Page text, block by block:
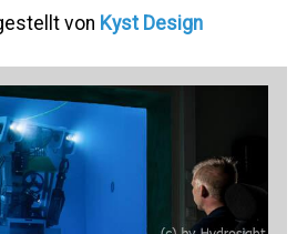
von Kyst Design